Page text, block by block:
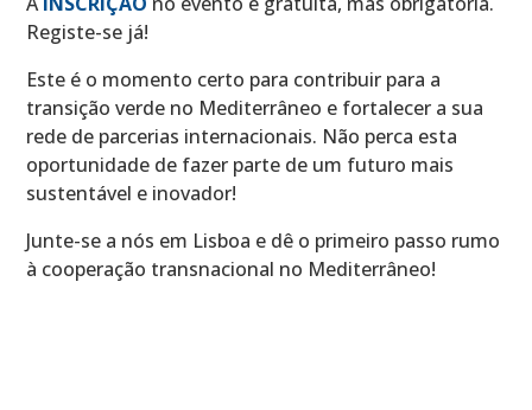
Registe-se já!
Este é o momento certo para contribuir para a
transição verde no Mediterrâneo e fortalecer a sua
rede de parcerias internacionais. Não perca esta
oportunidade de fazer parte de um futuro mais
sustentável e inovador!
Junte-se a nós em Lisboa e dê o primeiro passo rumo
à cooperação transnacional no Mediterrâneo!